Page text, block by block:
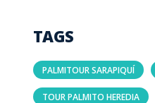
TAGS
PALMITOUR SARAPIQUÍ
TOUR PALMITO HEREDIA